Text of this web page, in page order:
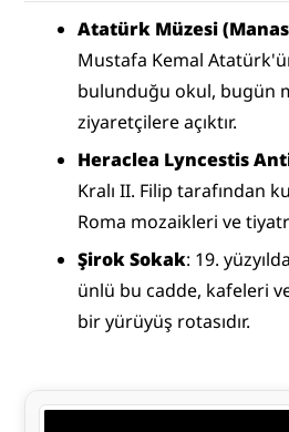
Atatürk Müzesi
Mustafa Kemal
bulunduğu okul, bugün
ziyaretçilere açıktır.
Heraclea Lyncestis
Kralı II. Filip tarafından
Roma mozaikleri ve
Şirok Sokak: 19.
ünlü bu cadde, kafeleri
bir yürüyüş rotasıdır.